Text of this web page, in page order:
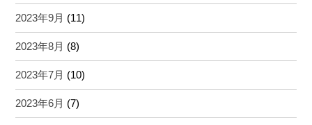
2023年9月 (11)
2023年8月 (8)
2023年7月 (10)
2023年6月 (7)